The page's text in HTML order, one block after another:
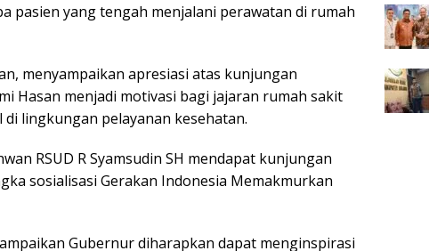
pasien yang tengah menjalani perawatan di rumah
menyampaikan apresiasi atas kunjungan
Hasan menjadi motivasi bagi jajaran rumah sakit
lingkungan pelayanan kesehatan.
RSUD R Syamsudin SH mendapat kunjungan
sosialisasi Gerakan Indonesia Memakmurkan
Gubernur diharapkan dapat menginspirasi